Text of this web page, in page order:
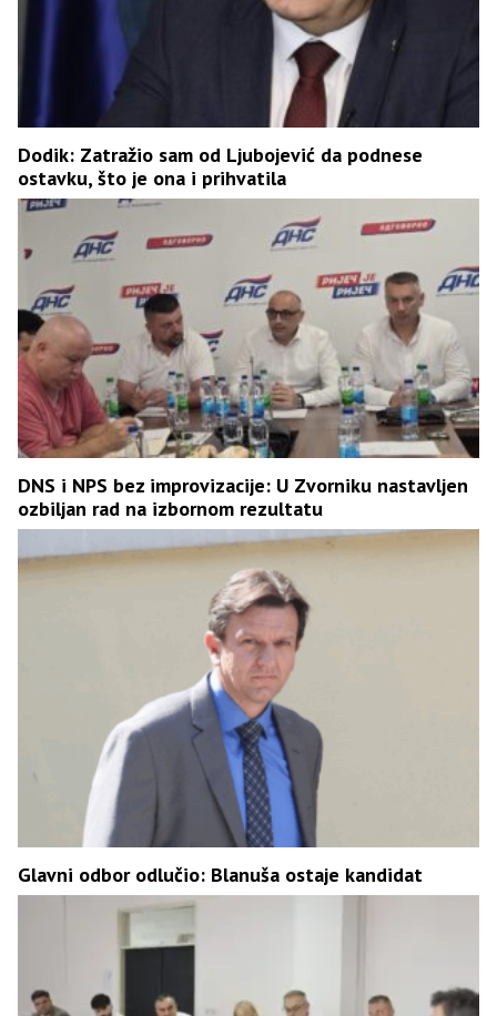
Dodik: Zatražio sam od Ljubojević da podnese
ostavku, što je ona i prihvatila
DNS i NPS bez improvizacije: U Zvorniku nastavljen
ozbiljan rad na izbornom rezultatu
Glavni odbor odlučio: Blanuša ostaje kandidat